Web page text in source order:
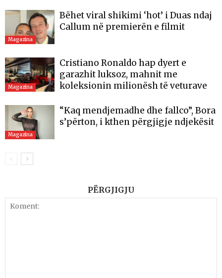
Magazina
Bëhet viral shikimi ‘hot’ i Duas ndaj
Callum në premierën e filmit
Magazina
Cristiano Ronaldo hap dyert e
garazhit luksoz, mahnit me
koleksionin milionësh të veturave
Magazina
“Kaq mendjemadhe dhe fallco”, Bora
s’përton, i kthen përgjigje ndjekësit
PËRGJIGJU